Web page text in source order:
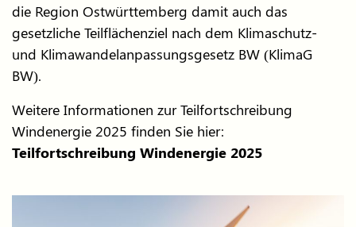
die Region Ostwürttemberg damit auch das
gesetzliche Teilflächenziel nach dem Klimaschutz-
und Klimawandelanpassungsgesetz BW (KlimaG
BW).
Weitere Informationen zur Teilfortschreibung
Windenergie 2025 finden Sie hier:
Teilfortschreibung Windenergie 2025